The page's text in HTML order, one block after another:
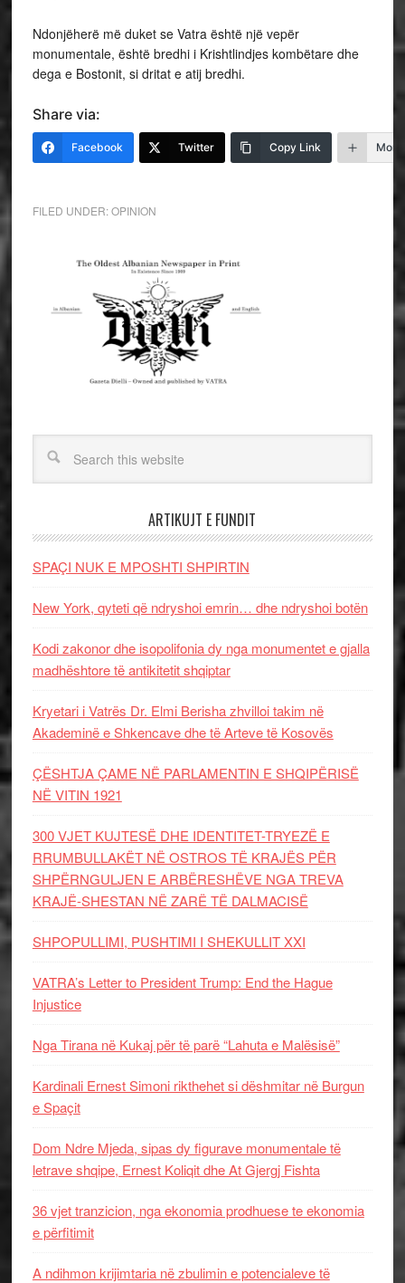
Ndonjëherë më duket se Vatra është një vepër
monumentale, është bredhi i Krishtlindjes kombëtare dhe
dega e Bostonit, si dritat e atij bredhi.
Share via:
Facebook Twitter Copy Link More
FILED UNDER:OPINION
ARTIKUJT E FUNDIT
SPAÇI NUK E MPOSHTI SHPIRTIN
New York, qyteti që ndryshoi emrin… dhe ndryshoi botën
Kodi zakonor dhe isopolifonia dy nga monumentet e gjalla
madhështore të antikitetit shqiptar
Kryetari i Vatrës Dr. Elmi Berisha zhvilloi takim në
Akademinë e Shkencave dhe të Arteve të Kosovës
ÇËSHTJA ÇAME NË PARLAMENTIN E SHQIPËRISË
NË VITIN 1921
300 VJET KUJTESË DHE IDENTITET-TRYEZË E
RRUMBULLAKËT NË OSTROS TË KRAJËS PËR
SHPËRNGULJEN E ARBËRESHËVE NGA TREVA
KRAJË-SHESTAN NË ZARË TË DALMACISË
SHPOPULLIMI, PUSHTIMI I SHEKULLIT XXI
VATRA’s Letter to President Trump: End the Hague
Injustice
Nga Tirana në Kukaj për të parë “Lahuta e Malësisë”
Kardinali Ernest Simoni rikthehet si dëshmitar në Burgun
e Spaçit
Dom Ndre Mjeda, sipas dy figurave monumentale të
letrave shqipe, Ernest Koliqit dhe At Gjergj Fishta
36 vjet tranzicion, nga ekonomia prodhuese te ekonomia
e përfitimit
A ndihmon krijimtaria në zbulimin e potencialeve të